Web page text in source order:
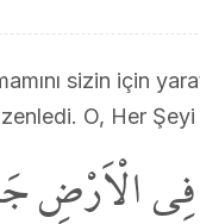
sizin için
O, Her
الْاَرْضِ